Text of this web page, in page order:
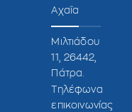
Αχαΐα
Μιλτιάδου
11, 26442,
Πάτρα.
Τηλέφωνα
επικοινωνίας